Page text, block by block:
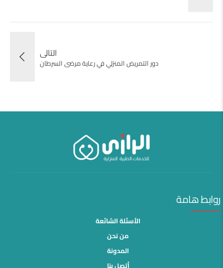
التالى
دور التمريض المنزلي في رعاية مرضى السرطان
روابط هامة
الأسئلة الشائعة
من نحن
المدونة
أتصل بنا